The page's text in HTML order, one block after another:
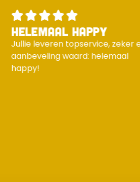
helemaal happy
Jullie leveren topservice, zeker
aanbeveling waard: helemaal
happy!